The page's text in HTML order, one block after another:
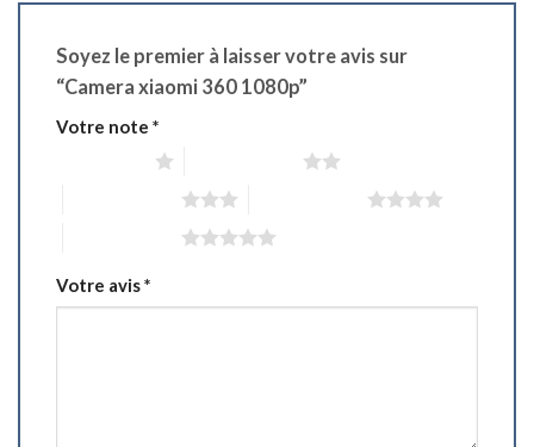
Soyez le premier à laisser votre avis sur
“Camera xiaomi 360 1080p”
Votre note *
Votre avis*